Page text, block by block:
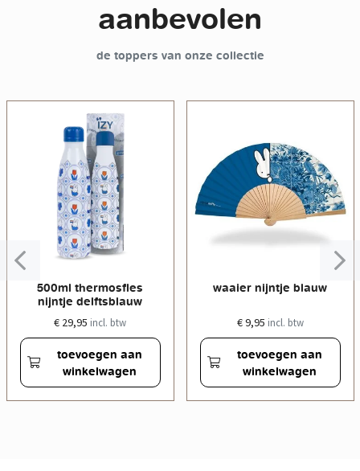
aanbevolen
de toppers van onze collectie
500ml thermosfles
nijntje delftsblauw
€ 29,95 incl. btw
toevoegen aan
winkelwagen
waaier nijntje blauw
€ 9,95 incl. btw
toevoegen aan
winkelwagen